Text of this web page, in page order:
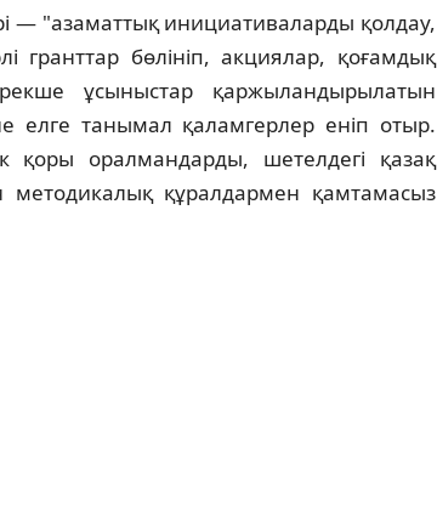
— "азаматтық инициативаларды қолдау,
гранттар бөлiнiп, акциялар, қоғамдық
ұсыныстар қаржыландырылатын
елге танымал қаламгерлер енiп отыр.
қоры оралмандарды, шетелдегi қазақ
құралдармен қамтамасыз